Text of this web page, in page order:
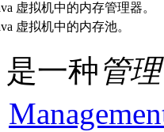
虚拟机中的内存管理器。
虚拟机中的内存池。
一种管